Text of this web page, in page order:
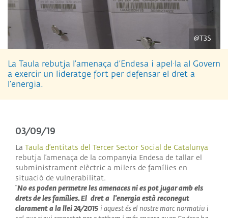
@T3S
La Taula rebutja l’amenaça d’Endesa i apel·la al Govern
a exercir un lideratge fort per defensar el dret a
l’energia.
03/09/19
La Taula d’entitats del Tercer Sector Social de Catalunya
rebutja l’amenaça de la companyia Endesa de tallar el
subministrament elèctric a milers de famílies en
situació de vulnerabilitat.
“No es poden permetre les amenaces ni es pot jugar amb els
drets de les famílies. El dret a l'energia està reconegut
clarament a la llei 24/2015 i aquest és el nostre marc normatiu i